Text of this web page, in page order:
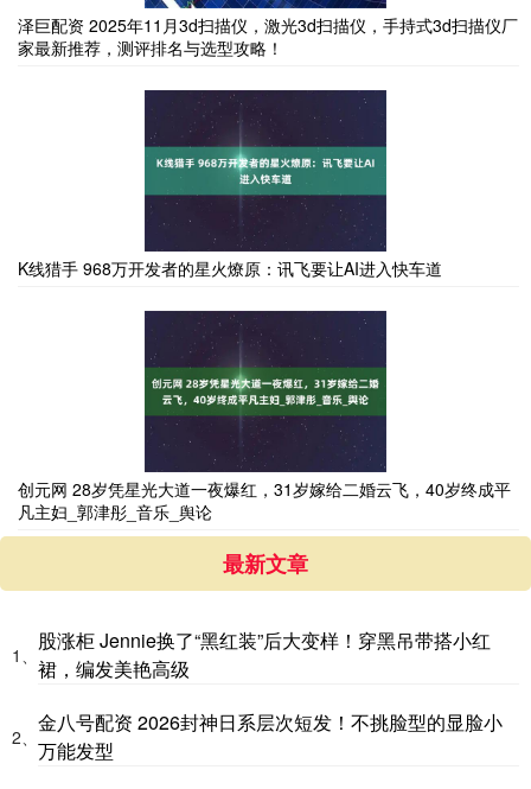
泽巨配资 2025年11月3d扫描仪，激光3d扫描仪，手持式3d扫描仪厂
家最新推荐，测评排名与选型攻略！
K线猎手 968万开发者的星火燎原：讯飞要让AI进入快车道
创元网 28岁凭星光大道一夜爆红，31岁嫁给二婚云飞，40岁终成平
凡主妇_郭津彤_音乐_舆论
最新文章
1、
股涨柜 Jennie换了“黑红装”后大变样！穿黑吊带搭小红
裙，编发美艳高级
2、
金八号配资 2026封神日系层次短发！不挑脸型的显脸小
万能发型